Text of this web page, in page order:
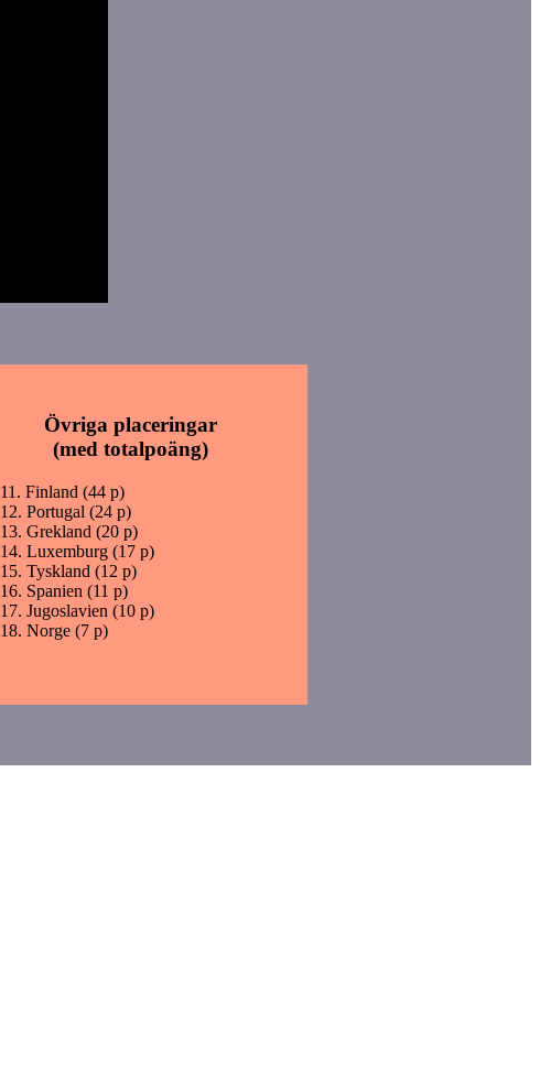
Övriga placeringar
(med totalpoäng)
11. Finland (44 p)
12. Portugal (24 p)
13. Grekland (20 p)
14. Luxemburg (17 p)
15. Tyskland (12 p)
16. Spanien (11 p)
17. Jugoslavien (10 p)
18. Norge (7 p)